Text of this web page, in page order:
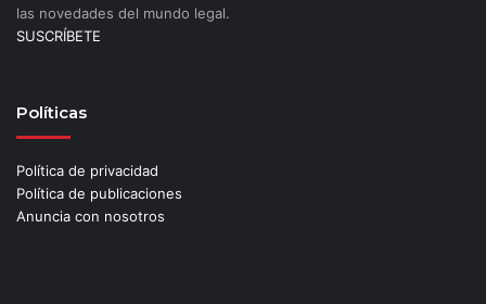
las novedades del mundo legal.
SUSCRÍBETE
Políticas
Política de privacidad
Política de publicaciones
Anuncia con nosotros